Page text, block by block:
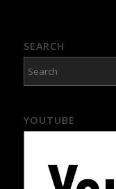
SEARCH
YOUTUBE